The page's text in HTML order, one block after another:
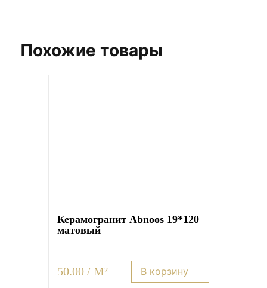
Похожие товары
Керамогранит Abnoos 19*120
матовый
50.00 / M² В корзину